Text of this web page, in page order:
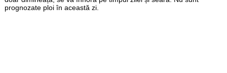
prognozate ploi în această zi.